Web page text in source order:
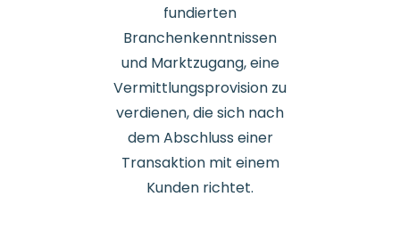
fundierten
Branchenkenntnissen
und Marktzugang, eine
Vermittlungsprovision zu
verdienen, die sich nach
dem Abschluss einer
Transaktion mit einem
Kunden richtet.